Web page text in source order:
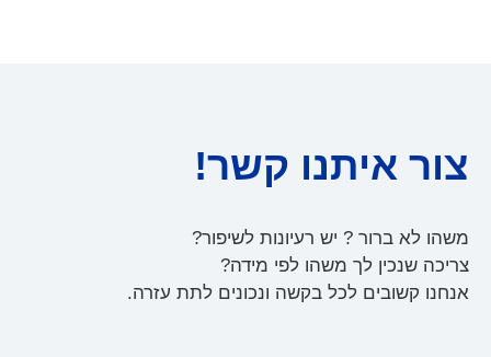
צור איתנו קשר!
משהו לא ברור ? יש רעיונות לשיפור?
צריכה שנכין לך משהו לפי מידה?
אנחנו קשובים לכל בקשה ונכונים לתת עזרה.